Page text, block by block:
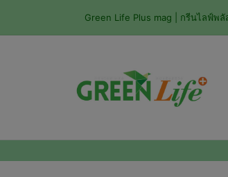
Green Life Plus mag | กรีนไลฟ์พ